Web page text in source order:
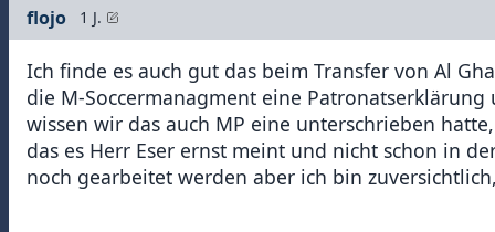
flojo 1 J.
Ich finde es auch gut das beim Transfer von Al
die M-Soccermanagment eine
wissen wir das auch MP eine unterschrieben
das es Herr Eser ernst meint und nicht schon in
noch gearbeitet werden aber ich bin